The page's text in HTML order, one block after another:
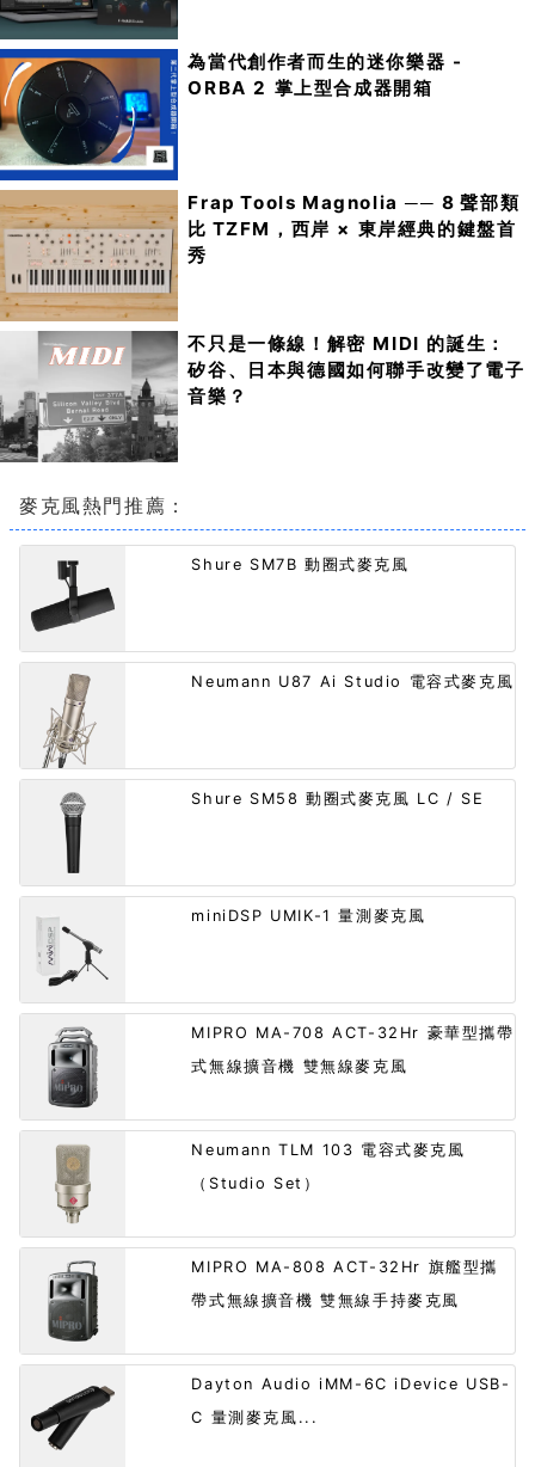
為當代創作者而生的迷你樂器 -
ORBA 2 掌上型合成器開箱
Frap Tools Magnolia ── 8 聲部類
比 TZFM，西岸 × 東岸經典的鍵盤首
秀
不只是一條線！解密 MIDI 的誕生：
矽谷、日本與德國如何聯手改變了電子
音樂？
麥克風熱門推薦：
Shure SM7B 動圈式麥克風
Neumann U87 Ai Studio 電容式麥克風
Shure SM58 動圈式麥克風 LC / SE
miniDSP UMIK-1 量測麥克風
MIPRO MA-708 ACT-32Hr 豪華型攜帶
式無線擴音機 雙無線麥克風
Neumann TLM 103 電容式麥克風
（Studio Set）
MIPRO MA-808 ACT-32Hr 旗艦型攜
帶式無線擴音機 雙無線手持麥克風
Dayton Audio iMM-6C iDevice USB-
C 量測麥克風...